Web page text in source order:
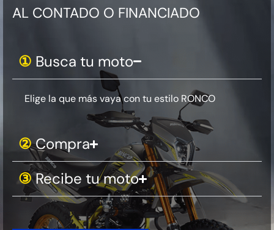
AL CONTADO O FINANCIADO
① Busca tu moto
Elige la que más vaya con tu estilo RONCO
②Compra
③Recibe tu moto